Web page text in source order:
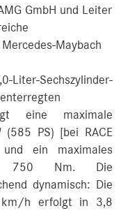
GmbH und Leiter
Maybach
Liter-Sechszylinder-
eine maximale
PS) [bei RACE
ein maximales
750 Nm. Die
dynamisch: Die
km/h erfolgt in 3,8